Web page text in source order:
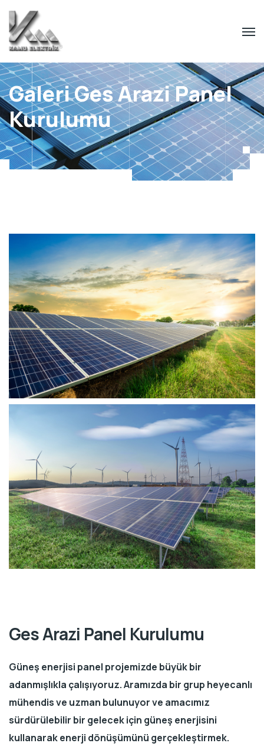
Galeri Ges Arazi Panel
Kurulumu
Ges Arazi Panel Kurulumu
Güneş enerjisi panel projemizde büyük bir
adanmışlıkla çalışıyoruz. Aramızda bir grup heyecanlı
mühendis ve uzman bulunuyor ve amacımız
sürdürülebilir bir gelecek için güneş enerjisini
kullanarak enerji dönüşümünü gerçekleştirmek.